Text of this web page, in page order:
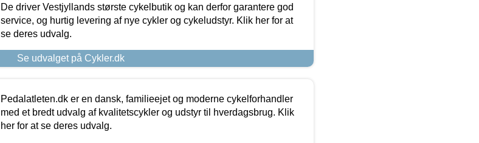
De driver Vestjyllands største cykelbutik og kan derfor garantere god
service, og hurtig levering af nye cykler og cykeludstyr. Klik her for at
se deres udvalg.
Se udvalget på Cykler.dk
Pedalatleten.dk er en dansk, familieejet og moderne cykelforhandler
med et bredt udvalg af kvalitetscykler og udstyr til hverdagsbrug. Klik
her for at se deres udvalg.